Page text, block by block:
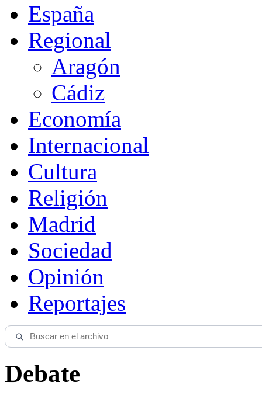
España
Regional
Aragón
Cádiz
Economía
Internacional
Cultura
Religión
Madrid
Sociedad
Opinión
Reportajes
Debate